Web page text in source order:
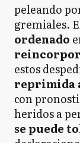
peleando
gremiales.
ordenado
estos
reprimida
con
heridos a
se puede